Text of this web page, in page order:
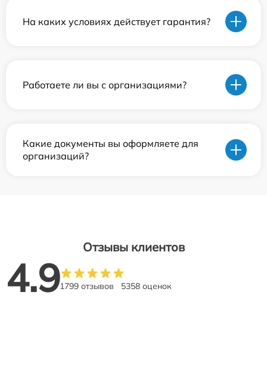
На каких условиях действует гарантия?
Работаете ли вы с организациями?
Какие документы вы оформляете для
организаций?
Отзывы клиентов
4.91799 отзывов 5358 оценок